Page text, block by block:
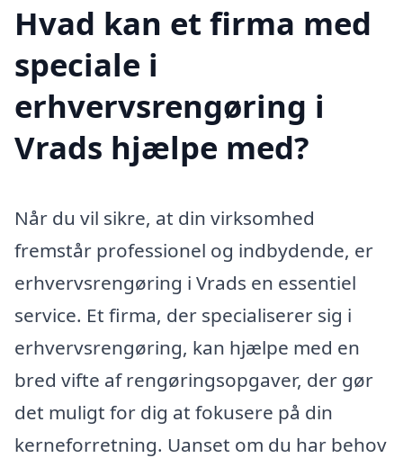
Hvad kan et firma med
speciale i
erhvervsrengøring i
Vrads hjælpe med?
Når du vil sikre, at din virksomhed
fremstår professionel og indbydende, er
erhvervsrengøring i Vrads en essentiel
service. Et firma, der specialiserer sig i
erhvervsrengøring, kan hjælpe med en
bred vifte af rengøringsopgaver, der gør
det muligt for dig at fokusere på din
kerneforretning. Uanset om du har behov